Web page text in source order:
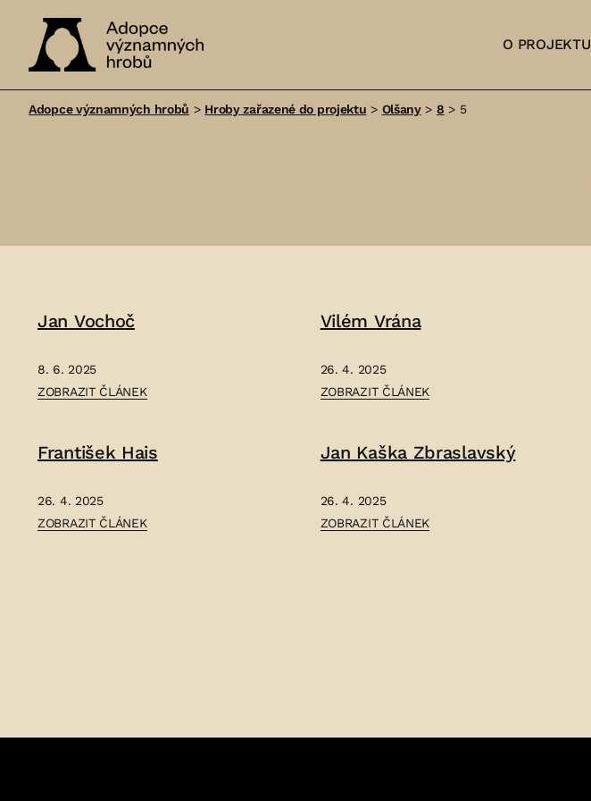
významných
O PROJEKTU
Adopce významných hrobů > Hroby zařazené do projektu > Olšany> 8 > 5
Jan Vochoč
8. 6. 2025
ČLÁNEK:
–
ZOBRAZIT ČLÁNEK
Vilém Vrána
26. 4. 2025
ČLÁNEK:
–
ZOBRAZIT ČLÁNEK
František Hais
26. 4. 2025
ČLÁNEK:
ZOBRAZIT ČLÁNEK
Jan Kaška Zbraslavský
26. 4. 2025
ČLÁNEK:
ZOBRAZIT ČLÁNEK